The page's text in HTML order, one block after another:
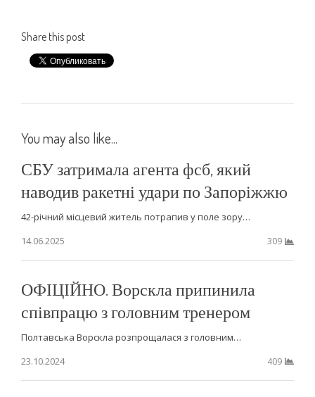
Share this post
You may also like...
СБУ затримала агента фсб, який
наводив ракетні удари по Запоріжжю
42-річний місцевий житель потрапив у поле зору…
14.06.2025
309
ОФІЦІЙНО. Ворскла припинила
співпрацю з головним тренером
Полтавська Ворскла розпрощалася з головним…
23.10.2024
409